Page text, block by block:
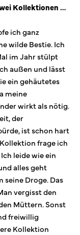
Kollektionen …
ich ganz
wilde Bestie. Ich
im Jahr stülpt
außen und lässt
ein gehäutetes
meine
wirkt als nötig.
der
ist schon hart
frage ich
leide wie ein
alles geht
Droge. Das
vergisst den
Müttern. Sonst
freiwillig
Kollektion